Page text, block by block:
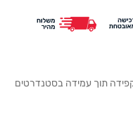
תוך עמידה בסטנדרטים